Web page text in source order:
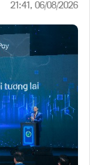
21:41, 06/08/2026